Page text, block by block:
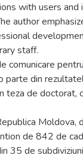
with users and
author
staff.
comunicare
parte din
teza de doctorat,
Moldova,
de 842 de
35 de